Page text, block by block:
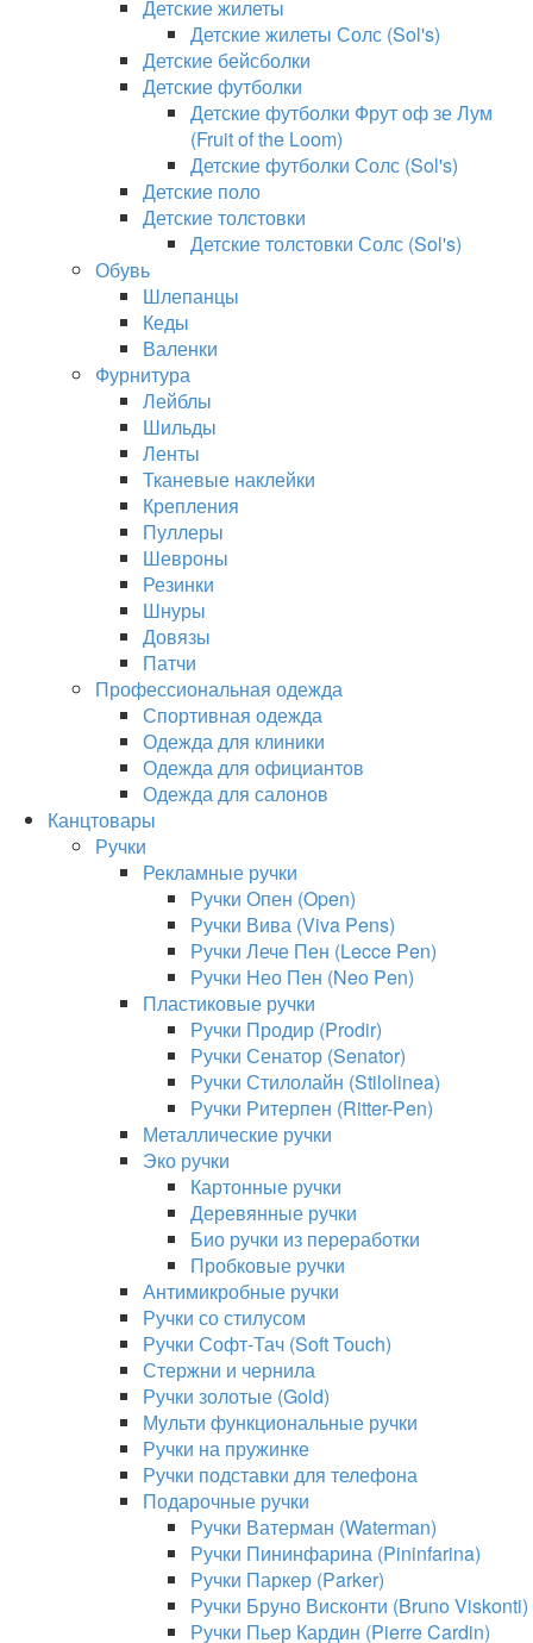
Детские жилеты
Детские жилеты Солс (Sol's)
Детские бейсболки
Детские футболки
Детские футболки Фрут оф зе Лум
(Fruit of the Loom)
Детские футболки Солс (Sol's)
Детские поло
Детские толстовки
Детские толстовки Солс (Sol's)
Обувь
Шлепанцы
Кеды
Валенки
Фурнитура
Лейблы
Шильды
Ленты
Тканевые наклейки
Крепления
Пуллеры
Шевроны
Резинки
Шнуры
Довязы
Патчи
Профессиональная одежда
Спортивная одежда
Одежда для клиники
Одежда для официантов
Одежда для салонов
Канцтовары
Ручки
Рекламные ручки
Ручки Опен (Open)
Ручки Вива (Viva Pens)
Ручки Лече Пен (Lecce Pen)
Ручки Нео Пен (Neo Pen)
Пластиковые ручки
Ручки Продир (Prodir)
Ручки Сенатор (Senator)
Ручки Стилолайн (Stilolinea)
Ручки Ритерпен (Ritter-Pen)
Металлические ручки
Эко ручки
Картонные ручки
Деревянные ручки
Био ручки из переработки
Пробковые ручки
Антимикробные ручки
Ручки со стилусом
Ручки Софт-Тач (Soft Touch)
Стержни и чернила
Ручки золотые (Gold)
Мульти функциональные ручки
Ручки на пружинке
Ручки подставки для телефона
Подарочные ручки
Ручки Ватерман (Waterman)
Ручки Пининфарина (Pininfarina)
Ручки Паркер (Parker)
Ручки Бруно Висконти (Bruno Viskonti)
Ручки Пьер Кардин (Pierre Cardin)